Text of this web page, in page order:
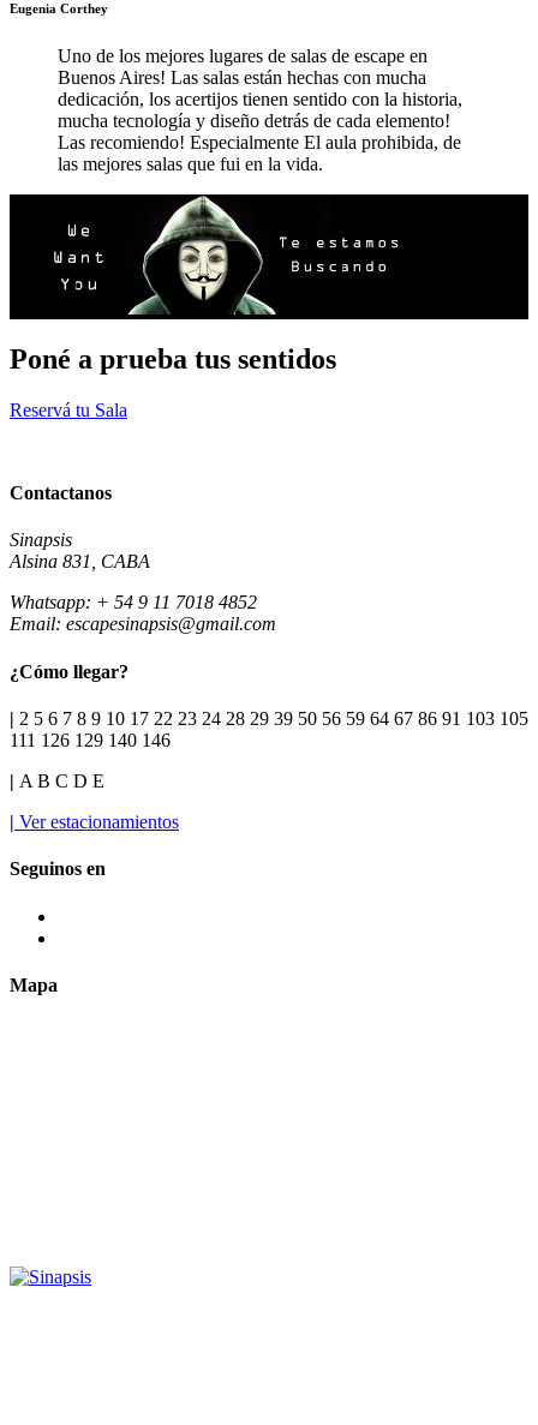
Eugenia Corthey
Uno de los mejores lugares de salas de escape en
Buenos Aires! Las salas están hechas con mucha
dedicación, los acertijos tienen sentido con la historia,
mucha tecnología y diseño detrás de cada elemento!
Las recomiendo! Especialmente El aula prohibida, de
las mejores salas que fui en la vida.
Poné a prueba tus sentidos
Reservá tu Sala
Contactanos
Sinapsis
Alsina 831, CABA
Whatsapp: + 54 9 11 7018 4852
Email: escapesinapsis@gmail.com
¿Cómo llegar?
| 2 5 6 7 8 9 10 17 22 23 24 28 29 39 50 56 59 64 67 86 91 103 105
111 126 129 140 146
| A B C D E
| Ver estacionamientos
Seguinos en
Mapa